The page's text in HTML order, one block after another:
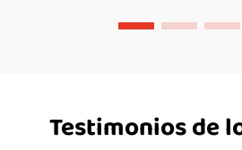
Testimonios de